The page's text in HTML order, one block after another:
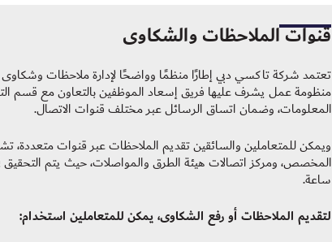
قنوات الملاحظات والشكاوى
تعتمد شركة تاكسي دبي إطارًا منظمًا وواضحًا لإدارة ملاحظات
منظومة عمل يشرف عليها فريق إسعاد الموظفين بالتعاون مع قسم
المعلومات، وضمان اتساق الرسائل عبر مختلف قنوات الاتصال.
ويمكن للمتعاملين والسائقين تقديم الملاحظات عبر قنوات متعددة،
ساعة.
لتقديم الملاحظات أو رفع الشكاوى، يمكن للمتعاملين استخدام: